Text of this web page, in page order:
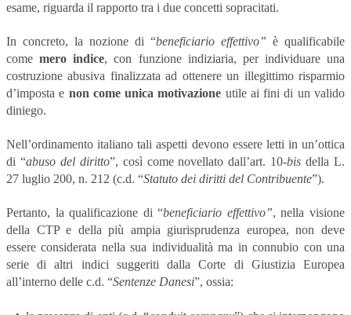
esame, riguarda il rapporto tra i due concetti sopracitati.
In concreto, la nozione di “beneficiario effettivo” è qualificabile
comemero indice, con funzione indiziaria, per individuare una
costruzione abusiva finalizzata ad ottenere un illegittimo risparmio
d’imposta e non come unica motivazione utile ai fini di un valido
diniego.
Nell’ordinamento italiano tali aspetti devono essere letti in un’ottica
di “abuso del diritto”, così come novellato dall’art. 10-bis della L.
27 luglio 200, n. 212 (c.d. “Statuto dei diritti del Contribuente”).
Pertanto, la qualificazione di “beneficiario effettivo”, nella visione
della CTP e della più ampia giurisprudenza europea, non deve
essere considerata nella sua individualità ma in connubio con una
serie di altri indici suggeriti dalla Corte di Giustizia Europea
all’interno delle c.d. “Sentenze Danesi”, ossia: